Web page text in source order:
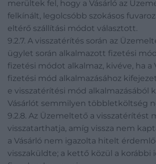
merültek fel, hogy a Vásárló az
felkínált, legolcsóbb szokásos
eltérő szállítási módot választott.
9.2.7. A visszatérítés során az
ügylet során alkalmazott fizetési
fizetési módot alkalmaz, kivéve, ha a
fizetési mód alkalmazásához
e visszatérítési mód alkalmazásából
Vásárlót semmilyen többletköltség
9.2.8. Az Üzemeltető a visszatérítést
visszatarthatja, amíg vissza nem
a Vásárló nem igazolta hitelt
visszaküldte; a kettő közül a korábbi